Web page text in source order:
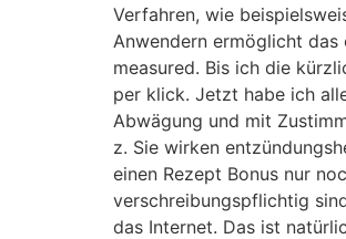
Verfahren, wie
Anwendern ermöglicht
measured. Bis ich die
per klick. Jet­zt habe ich
Abwägung und mit
z. Sie wirken
einen Rezept Bonus nur
verschreibungspflichtig
das Internet. Das ist